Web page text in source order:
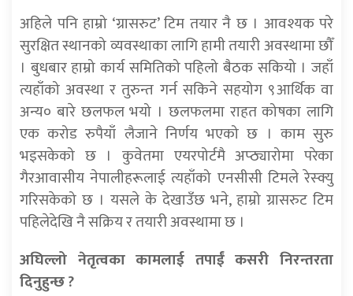
अहिले पनि हाम्रो ‘ग्रासरुट’ टिम तयार नै छ । आवश्यक परे
सुरक्षित स्थानको व्यवस्थाका लागि हामी तयारी अवस्थामा छौँ
। बुधबार हाम्रो कार्य समितिको पहिलो बैठक सकियो । जहाँ
त्यहाँको अवस्था र तुरुन्त गर्न सकिने सहयोग ९आर्थिक वा
अन्य० बारे छलफल भयो । छलफलमा राहत कोषका लागि
एक करोड रुपैयाँ लैजाने निर्णय भएको छ । काम सुरु
भइसकेको छ । कुवेतमा एयरपोर्टमै अप्ठ्यारोमा परेका
गैरआवासीय नेपालीहरूलाई त्यहाँको एनसीसी टिमले रेस्क्यु
गरिसकेको छ । यसले के देखाउँछ भने, हाम्रो ग्रासरुट टिम
पहिलेदेखि नै सक्रिय र तयारी अवस्थामा छ ।
अघिल्लो नेतृत्वका कामलाई तपाईं कसरी निरन्तरता
दिनुहुन्छ ?